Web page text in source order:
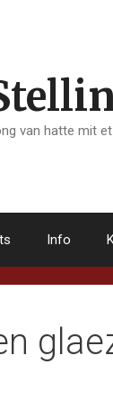
van hatte mit
Info